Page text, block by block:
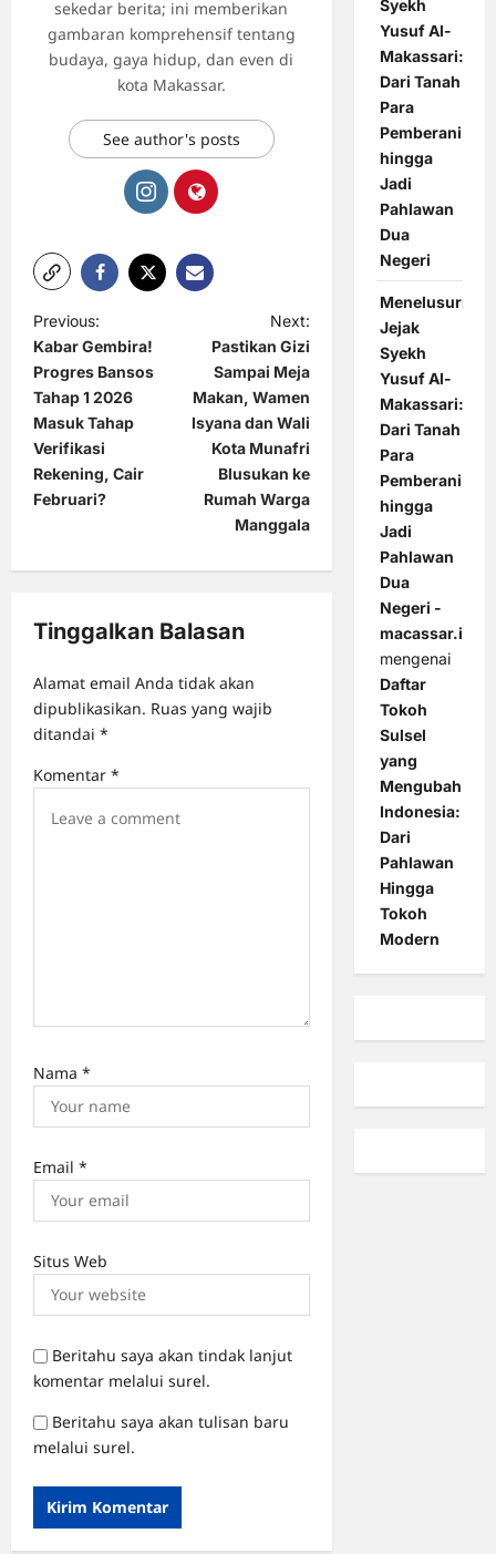
sekedar berita; ini memberikan
gambaran komprehensif tentang
budaya, gaya hidup, dan even di
kota Makassar.
See author's posts
P
o
s
t
n
a
i
a
i
o
n
Previous:
Kabar Gembira!
Progres Bansos
Tahap 1 2026
Masuk Tahap
Verifikasi
Rekening, Cair
Februari?
Next:
Pastikan Gizi
Sampai Meja
Makan, Wamen
Isyana dan Wali
Kota Munafri
Blusukan ke
Rumah Warga
Manggala
Tinggalkan Balasan
Alamat email Anda tidak akan
dipublikasikan. Ruas yang wajib
ditandai *
Komentar *
Nama *
Email *
Situs Web
Beritahu saya akan tindak lanjut
komentar melalui surel.
Beritahu saya akan tulisan baru
melalui surel.
Syekh
Yusuf Al-
Makassari:
Dari Tanah
Para
Pemberani
hingga
Jadi
Pahlawan
Dua
Negeri
Menelusuri
Jejak
Syekh
Yusuf Al-
Makassari:
Dari Tanah
Para
Pemberani
hingga
Jadi
Pahlawan
Dua
Negeri -
macassar.id
mengenai
Daftar
Tokoh
Sulsel
yang
Mengubah
Indonesia:
Dari
Pahlawan
Hingga
Tokoh
Modern